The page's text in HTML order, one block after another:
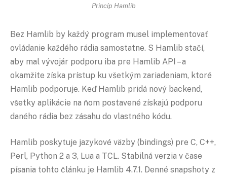
Princíp Hamlib
Bez Hamlib by každý program musel implementovať
ovládanie každého rádia samostatne. S Hamlib stačí,
aby mal vývojár podporu iba pre Hamlib API – a
okamžite získa prístup ku všetkým zariadeniam, ktoré
Hamlib podporuje. Keď Hamlib pridá nový backend,
všetky aplikácie na ňom postavené získajú podporu
daného rádia bez zásahu do vlastného kódu.
Hamlib poskytuje jazykové väzby (bindings) pre C, C++,
Perl, Python 2 a 3, Lua a TCL. Stabilná verzia v čase
písania tohto článku je Hamlib 4.7.1. Denné snapshoty z